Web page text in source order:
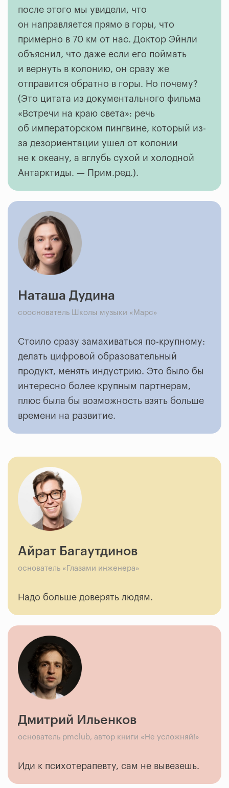
после этого мы увидели, что
он направляется прямо в горы, что
примерно в 70 км от нас. Доктор Эйнли
объяснил, что даже если его поймать
и вернуть в колонию, он сразу же
отправится обратно в горы. Но почему?
(Это цитата из документального фильма
«Встречи на краю света»: речь
об императорском пингвине, который из-
за дезориентации ушел от колонии
не к океану, а вглубь сухой и холодной
Антарктиды. — Прим.ред.).
Наташа Дудина
сооснователь Школы музыки «Марс»
Стоило сразу замахиваться по-крупному:
делать цифровой образовательный
продукт, менять индустрию. Это было бы
интересно более крупным партнерам,
плюс была бы возможность взять больше
времени на развитие.
Айрат Багаутдинов
основатель «Глазами инженера»
Надо больше доверять людям.
Дмитрий Ильенков
основатель pmclub, автор книги «Не усложняй!»
Иди к психотерапевту, сам не вывезешь.